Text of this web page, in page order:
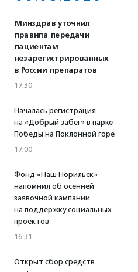
Минздрав уточнил
правила передачи
пациентам
незарегистрированных
в России препаратов
17:30
Началась регистрация
на «Добрый забег» в парке
Победы на Поклонной горе
17:00
Фонд «Наш Норильск»
напомнил об осенней
заявочной кампании
на поддержку социальных
проектов
16:31
Открыт сбор средств